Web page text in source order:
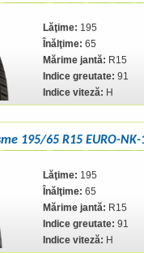
Lăţime: 195
Înălţime: 65
Mărime jantă: R15
Indice greutate: 91
Indice viteză: H
195/65 R15 EURO-NK-
Lăţime: 195
Înălţime: 65
Mărime jantă: R15
Indice greutate: 91
Indice viteză: H